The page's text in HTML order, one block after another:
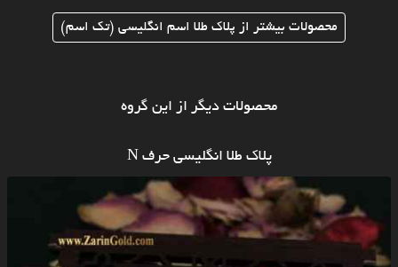
محصولات بیشتر از پلاک طلا اسم انگلیسی (تک اسم)
محصولات دیگر از این گروه
پلاک طلا انگلیسی حرف N